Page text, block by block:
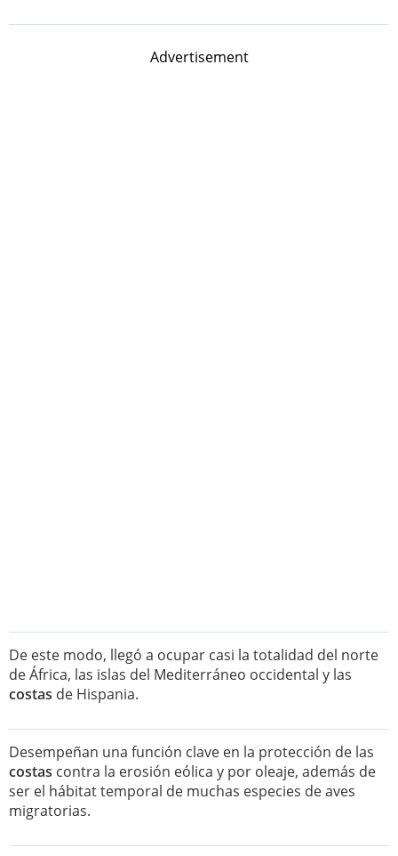
Advertisement
De este modo, llegó a ocupar casi la totalidad del norte
de África, las islas del Mediterráneo occidental y las
costas de Hispania.
Desempeñan una función clave en la protección de las
costas contra la erosión eólica y por oleaje, además de
ser el hábitat temporal de muchas especies de aves
migratorias.